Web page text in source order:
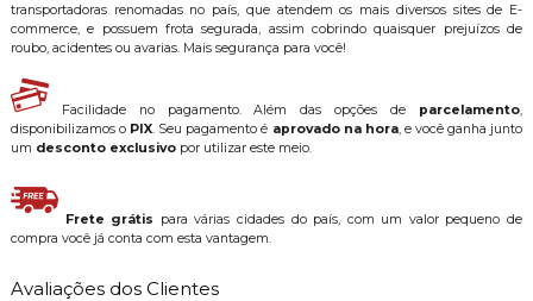
transportadoras renomadas no país, que atendem os mais diversos sites de E-
commerce, e possuem frota segurada, assim cobrindo quaisquer prejuízos de
roubo, acidentes ou avarias. Mais segurança para você!
Facilidade no pagamento. Além das opções de parcelamento
disponibilizamos o PIX . Seu pagamento é aprovado na hora, e você ganha junto
um desconto exclusivopor utilizar este meio.
Frete grátis para várias cidades do país, com um valor pequeno de
compra você já conta com esta vantagem.
Avaliações dos Clientes